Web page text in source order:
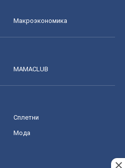
Mакроэкономика
MAMACLUB
Сплетни
Мода